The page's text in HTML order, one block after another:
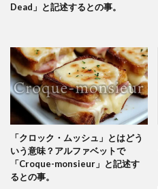
Dead」と記述するとの事。
「クロック・ムッシュ」とはどう
いう意味？アルファベットで
「Croque-monsieur」と記述す
るとの事。